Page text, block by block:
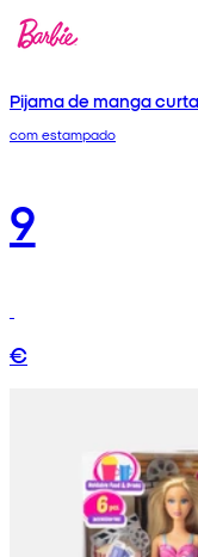
Pijama de manga
com estampado
9
€